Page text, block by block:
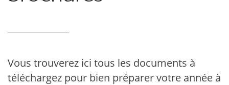
Vous trouverez ici tous les documents à
téléchargez pour bien préparer votre année à